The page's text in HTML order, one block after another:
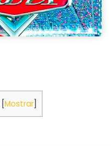
Mostrar